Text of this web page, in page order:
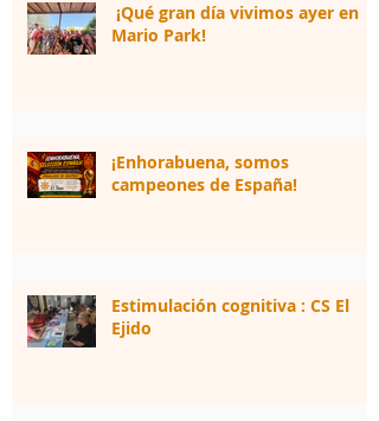
¡Qué gran día vivimos ayer en
Mario Park!
¡Enhorabuena, somos
campeones de España!
Estimulación cognitiva : CS El
Ejido